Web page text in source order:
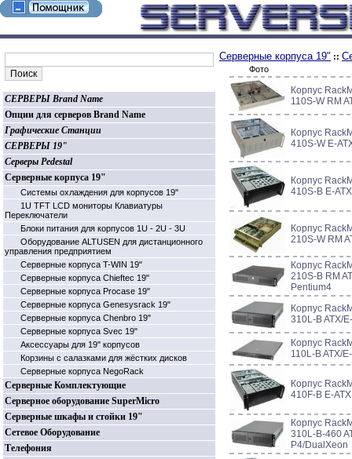
СЕРВЕРЫ Brand Name
Опции для серверов Brand Name
Графические Станции
СЕРВЕРЫ 19"
Серверы Pedestal
Серверные корпуса 19"
Системы охлаждения для корпусов 19"
1U TFT LCD мониторы Клавиатуры
Переключатели
Блоки питания для корпусов 1U - 2U - 3U
Оборудование ALTUSEN для дистанционного
управления предприятием
Серверные корпуса T-WIN 19"
Серверные корпуса Chieftec 19"
Серверные корпуса Procase 19"
Серверные корпуса Genesysrack 19"
Серверные корпуса Сhenbro 19"
Серверные корпуса Svec 19"
Аксессуары для 19" корпусов
Корзины c салазками для жёстких дисков
Серверные корпуса NegoRack
Серверные Комплектующие
Серверное оборудование SuperMicro
Серверные шкафы и стойки 19"
Сетевое Оборудование
Телефония
Серверные корпуса 19" ::
Фото
Корпус
110S-W RM
Корпус
410S-W E-
Корпус
410S-B E-
Корпус
210S-W RM
Корпус
210S-B RM
Pentium4
Корпус
310L-B ATX/
Корпус
110L-B ATX/
Корпус
410F-B E-
Корпус
310L-B-460
P4/DualXeon